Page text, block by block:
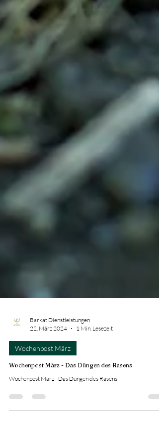
Barkat Dienstleistungen
22. März 2024
1 Min. Lesezeit
Wochenpost März
Wochenpost März - Das Düngen des Rasens